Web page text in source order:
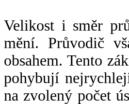
Velikost i směr
mění. Průvodič
obsahem. Tento
pohybují
na zvolený počet